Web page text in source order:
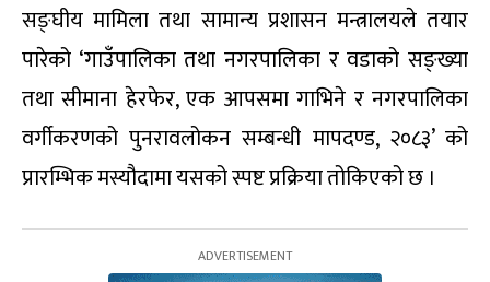
सङ्घीय मामिला तथा सामान्य प्रशासन मन्त्रालयले तयार
पारेको ‘गाउँपालिका तथा नगरपालिका र वडाको सङ्ख्या
तथा सीमाना हेरफेर, एक आपसमा गाभिने र नगरपालिका
वर्गीकरणको पुनरावलोकन सम्बन्धी मापदण्ड, २०८३’ को
प्रारम्भिक मस्यौदामा यसको स्पष्ट प्रक्रिया तोकिएको छ ।